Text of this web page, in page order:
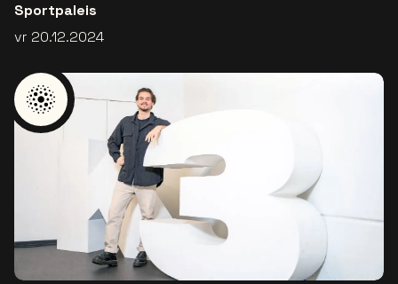
Sportpaleis
vr 20.12.2024